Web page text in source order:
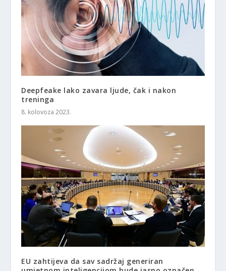
Deepfeake lako zavara ljude, čak i nakon
treninga
8. kolovoza 2023.
EU zahtijeva da sav sadržaj generiran